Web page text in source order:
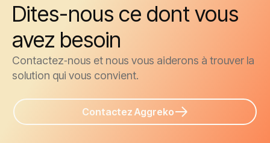
Dites-nous ce dont vous
avez besoin
Contactez‑nous et nous vous aiderons à trouver la
solution qui vous convient.
Contactez Aggreko